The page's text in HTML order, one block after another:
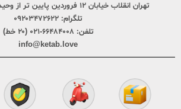
تهران انقلاب خیابان ۱۲ فروردین پایین تر از وحید نظری پلاک ۲۴۹
تلگرام: ۰۹۲۰۳۴۷۲۶۲۲
تلفن: ۶۶۴۸۴۰۰۸-۰۲۱ (۲۰ خط)
info@ketab.love